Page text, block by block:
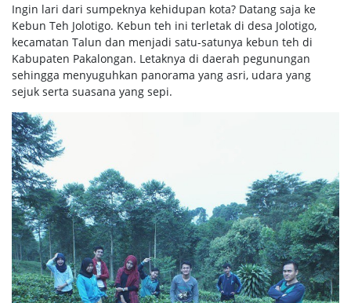
Ingin lari dari sumpeknya kehidupan kota? Datang saja ke
Kebun Teh Jolotigo. Kebun teh ini terletak di desa Jolotigo,
kecamatan Talun dan menjadi satu-satunya kebun teh di
Kabupaten Pakalongan. Letaknya di daerah pegunungan
sehingga menyuguhkan panorama yang asri, udara yang
sejuk serta suasana yang sepi.